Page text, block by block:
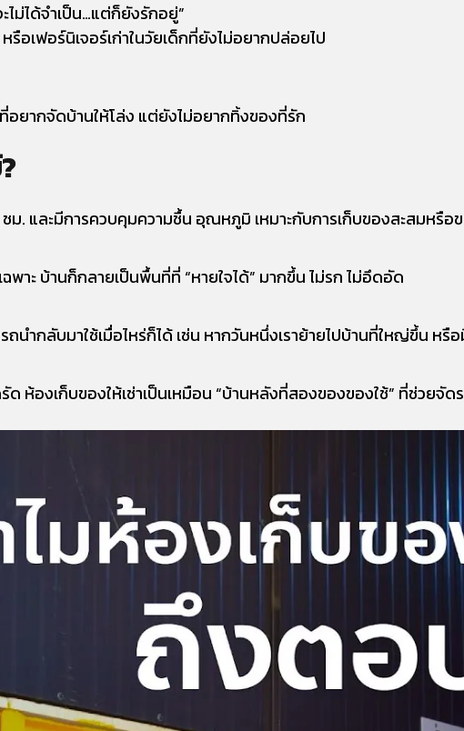
ไม่ได้จำเป็น…แต่ก็ยังรักอยู่”
อเฟอร์นิเจอร์เก่าในวัยเด็กที่ยังไม่อยากปล่อยไป
ยากจัดบ้านให้โล่ง แต่ยังไม่อยากทิ้งของที่รัก
. และมีการควบคุมความชื้น อุณหภูมิ เหมาะกับการเก็บของสะสมหรื
าะ บ้านก็กลายเป็นพื้นที่ที่ “หายใจได้” มากขึ้น ไม่รก ไม่อึดอัด
นำกลับมาใช้เมื่อไหร่ก็ได้ เช่น หากวันหนึ่งเราย้ายไปบ้านที่ใหญ่ขึ้น หรื
ห้องเก็บของให้เช่าเป็นเหมือน “บ้านหลังที่สองของของใช้” ที่ช่วยจัด